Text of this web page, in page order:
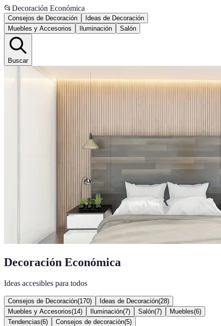
📂 Decoración Económica
Consejos de Decoración
Ideas de Decoración
Muebles y Accesorios
Iluminación Salón
Buscar
Decoración Económica
Ideas accesibles para todos
Consejos de Decoración(170) Ideas de Decoración(28)
Muebles y Accesorios(14) Iluminación(7) Salón(7) Muebles(6)
Tendencias(6) Consejos de decoración(5)